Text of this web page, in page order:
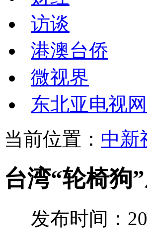
访谈
港澳台侨
微视界
东北亚电视网
当前位置： 中新
台湾“轮椅狗
发布时间：